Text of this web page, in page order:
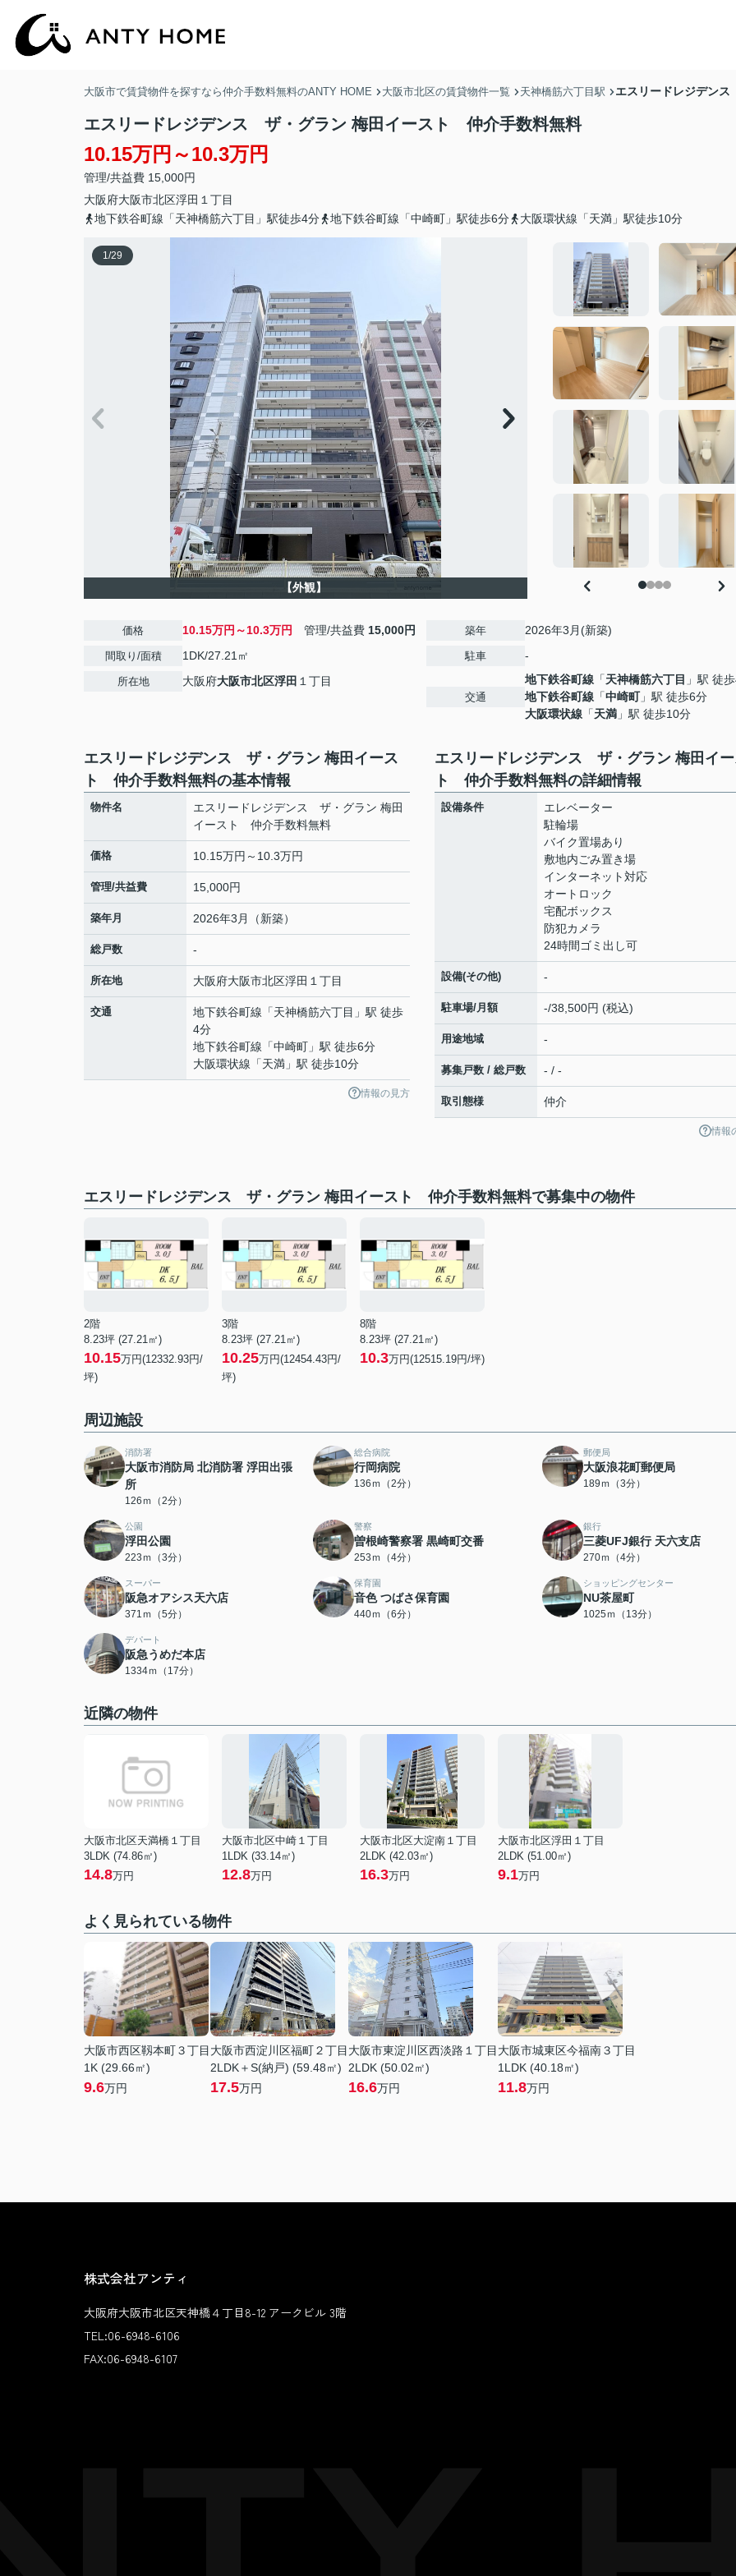
大阪市で賃貸物件を探すなら仲介手数料無料のANTY HOME 大阪市北区の賃貸物件一覧 天神橋筋六丁目駅 エスリードレジデン
エスリードレジデンス ザ・グラン 梅田イースト 仲介手数料無料
10.15万円～10.3万円
管理/共益費 15,000円
大阪府大阪市北区浮田 １丁目
地下鉄谷町線「天神橋筋六丁目」駅徒歩4分
地下鉄谷町線「中崎町」駅徒歩6分 大阪環状線「天満」駅徒歩10分
1/29
【外観】
価格 10.15万円～10.3万円 管理/共益費 15,000円
間取り/面積 1DK/27.21㎡
所在地 大阪府大阪市北区浮田 １丁目
築年 2026年3月(新築)
駐車 -
交通
地下鉄谷町線 「天神橋筋六丁目 」駅 徒
地下鉄谷町線 「中崎町」駅 徒歩6分
大阪環状線 「天満 」駅 徒歩10分
エスリードレジデンス ザ・グラン 梅田イース
ト 仲介手数料無料の基本情報
物件名
エスリードレジデンス ザ・グラン 梅田
イースト 仲介手数料無料
価格 10.15万円～10.3万円
管理/共益費 15,000円
築年月 2026年3月（新築）
総戸数 -
所在地 大阪府大阪市北区浮田 １丁目
交通 地下鉄谷町線 「天神橋筋六丁目 」駅 徒歩
4分
地下鉄谷町線 「中崎町 」駅 徒歩6分
大阪環状線 「天満 」駅 徒歩10分
情報の見方
エスリードレジデンス ザ・グラン 梅田イ
ト 仲介手数料無料の詳細情報
設備条件
エレベーター
駐輪場
バイク置場あり
敷地内ごみ置き場
インターネット対応
オートロック
宅配ボックス
防犯カメラ
24時間ゴミ出し可
設備(その他) -
駐車場/月額 -/38,500円 (税込)
用途地域 -
募集戸数 / 総戸数 - / -
取引態様 仲介
情報
エスリードレジデンス ザ・グラン 梅田イースト 仲介手数料無料で募集中の物件
2階
8.23坪 (27.21㎡)
10.15万円(12332.93円/
坪)
3階
8.23坪 (27.21㎡)
10.25万円(12454.43円/
坪)
8階
8.23坪 (27.21㎡)
10.3万円(12515.19円/坪)
周辺施設
消防署
大阪市消防局 北消防署 浮田出張
所
126ｍ（2分）
総合病院
行岡病院
136ｍ（2分）
郵便局
大阪浪花町郵便局
189ｍ（3分）
公園
浮田公園
223ｍ（3分）
警察
曽根崎警察署 黒崎町交番
253ｍ（4分）
銀行
三菱UFJ銀行 天六支店
270ｍ（4分）
スーパー
阪急オアシス天六店
371ｍ（5分）
保育園
音色 つばさ保育園
440ｍ（6分）
ショッピングセンター
NU茶屋町
1025ｍ（13分）
デパート
阪急うめだ本店
1334ｍ（17分）
近隣の物件
大阪市北区天満橋１丁目
3LDK (74.86㎡)
14.8万円
大阪市北区中崎１丁目
1LDK (33.14㎡)
12.8万円
大阪市北区大淀南１丁目
2LDK (42.03㎡)
16.3万円
大阪市北区浮田１丁目
2LDK (51.00㎡)
9.1万円
よく見られている物件
大阪市西区靱本町３丁目
1K (29.66㎡)
9.6万円
大阪市西淀川区福町２丁目
2LDK＋S(納戸) (59.48㎡)
17.5万円
大阪市東淀川区西淡路１丁目
2LDK (50.02㎡)
16.6万円
大阪市城東区今福南３丁目
1LDK (40.18㎡)
11.8万円
株式会社アンティ
大阪府大阪市北区天神橋４丁目8-12 アークビル 3階
TEL:06-6948-6106
FAX:06-6948-6107